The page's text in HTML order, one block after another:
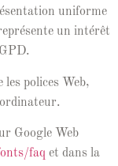
uni­forme
un intérêt
polices Web,
Google Web
faq et dans la